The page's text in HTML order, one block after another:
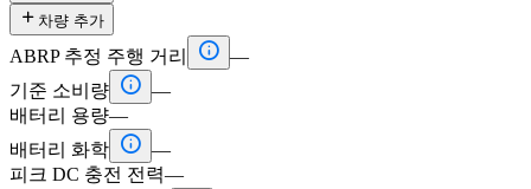
 차량 추가
ABRP 추정 주행 거리  —
기준 소비량  —
배터리 용량—
배터리 화학  —
피크 DC 충전 전력—